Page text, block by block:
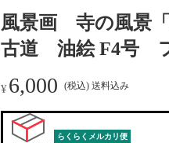
風景画 寺の風景
古道 油絵 F4号
¥ 6,000 (税込) 送料込み
らくらくメルカリ便